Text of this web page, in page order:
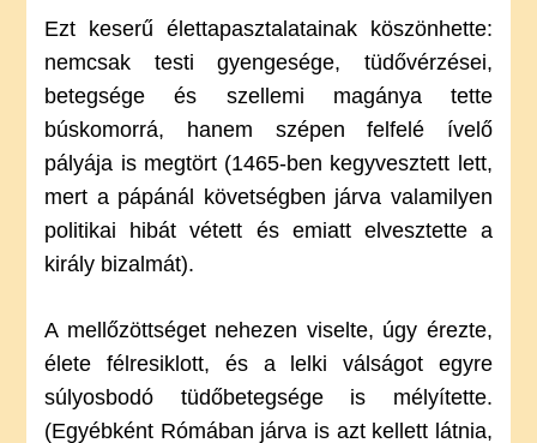
Ezt keserű élettapasztalatainak köszönhette:
nemcsak testi gyengesége, tüdővérzései,
betegsége és szellemi magánya tette
búskomorrá, hanem szépen felfelé ívelő
pályája is megtört (1465-ben kegyvesztett lett,
mert a pápánál követségben járva valamilyen
politikai hibát vétett és emiatt elvesztette a
király bizalmát).
A mellőzöttséget nehezen viselte, úgy érezte,
élete félresiklott, és a lelki válságot egyre
súlyosbodó tüdőbetegsége is mélyítette.
(Egyébként Rómában járva is azt kellett látnia,